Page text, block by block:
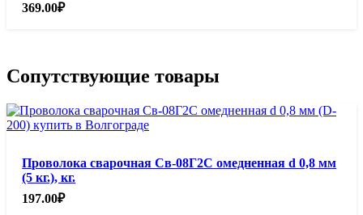
369.00₽
Сопутствующие товары
Проволока сварочная Св-08Г2С омедненная d 0,8 мм
(5 кг.), кг.
197.00₽